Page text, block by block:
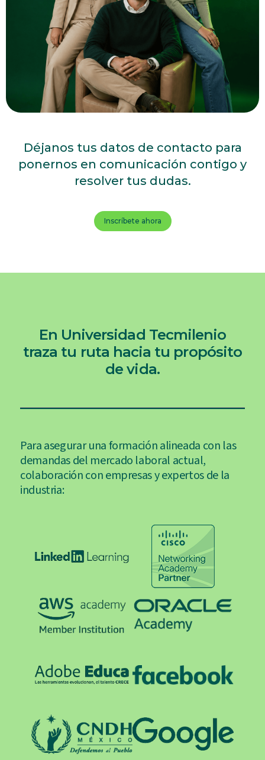
Déjanos tus datos de contacto para
ponernos en comunicación contigo y
resolver tus dudas.
Inscríbete ahora
En Universidad Tecmilenio
traza tu ruta hacia tu propósito
de vida.
Para asegurar una formación alineada con las
demandas del mercado laboral actual,
colaboración con empresas y expertos de la
industria: